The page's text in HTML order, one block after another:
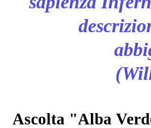
Ascolta "Alba